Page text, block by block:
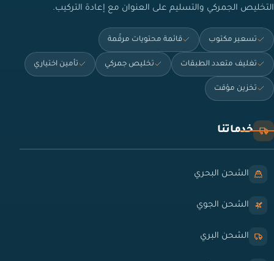
التخليص الجمركي والتسليم على العنوان مع إعادة التركيب.
تسعير مكتوب قائمة محتويات مرقّمة
تغليف متعدد الطبقات تخليص جمركي تأمين اختياري
تخزين مؤقت
خدماتنا
الشحن البحري
الشحن الجوي
الشحن البري